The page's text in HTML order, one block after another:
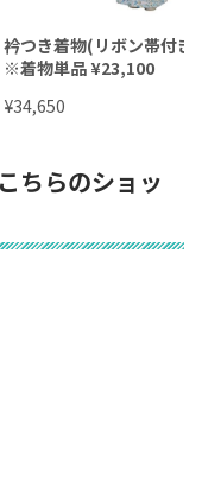
、帯を巻くだけ！誰
て、自宅で洗える着
ンジできます！
なります）
衿つき着物(リボン帯付き
※着物単品 ¥23,100
¥34,650
ちらのショッ